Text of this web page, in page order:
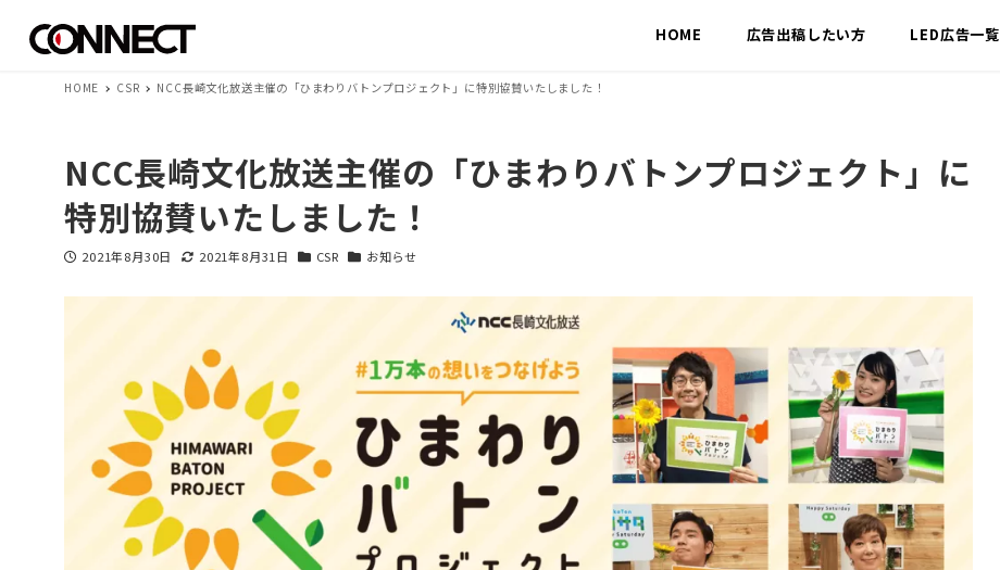
HOME 広告出稿したい方 LED広告一覧
HOME CSR NCC長崎文化放送主催の「ひまわりバトンプロジェクト」に特別協賛いたしました！
NCC長崎文化放送主催の「ひまわりバトンプロジェクト」に
特別協賛いたしました！
投稿日
2021年8月30日
更新日
2021年8月31日
カテゴリー
CSR
カテゴリー
お知らせ